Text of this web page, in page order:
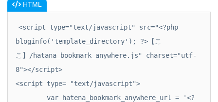
HTML
<script type="text/javascript" src="<?php
bloginfo('template_directory'); ?>【こ
こ】/hatana_bookmark_anywhere.js" charset="utf-
8"></script>
<script type= "text/javascript">